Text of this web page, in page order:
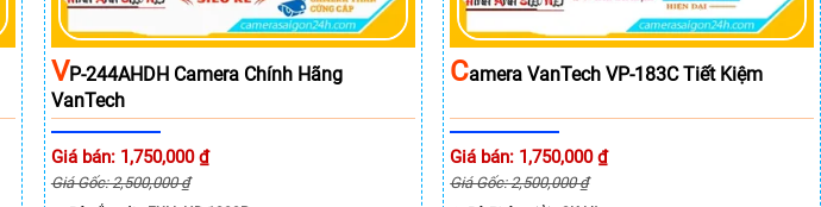
VP-244AHDH Camera Chính Hãng
VanTech
Giá bán: 1,750,000 ₫
Giá Gốc: 2,500,000 ₫
CAmera VanTech VP-183C Tiết Kiệm
Giá bán: 1,750,000 ₫
Giá Gốc: 2,500,000 ₫